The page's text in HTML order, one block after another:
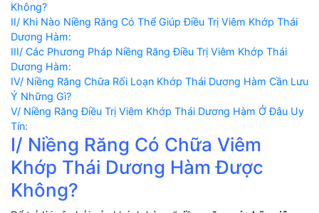
Không?
II/ Khi Nào Niềng Răng Có Thể Giúp Điều Trị Viêm Khớp Thái
Dương Hàm:
III/ Các Phương Pháp Niềng Răng Điều Trị Viêm Khớp Thái
Dương Hàm:
IV/ Niềng Răng Chữa Rối Loạn Khớp Thái Dương Hàm Cần Lưu
Ý Những Gì?
V/ Niềng Răng Điều Trị Viêm Khớp Thái Dương Hàm Ở Đâu Uy
Tín:
I/ Niềng Răng Có Chữa Viêm
Khớp Thái Dương Hàm Được
Không?